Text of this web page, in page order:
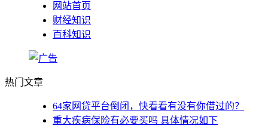
网站首页
财经知识
百科知识
热门文章
64家网贷平台倒闭，快看看有没有你借过的？
重大疾病保险有必要买吗 具体情况如下